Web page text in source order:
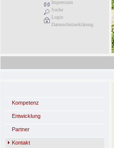
Impressum
Suche
Login
Datenschutzerklärung
Kompetenz
Entwicklung
Partner
Kontakt